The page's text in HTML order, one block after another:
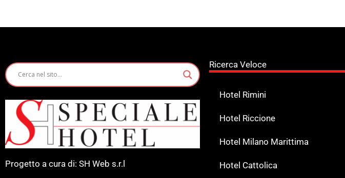
Progetto a cura di: SH Web s.r.l
Ricerca Veloce
Hotel Rimini
Hotel Riccione
Hotel Milano Marittima
Hotel Cattolica